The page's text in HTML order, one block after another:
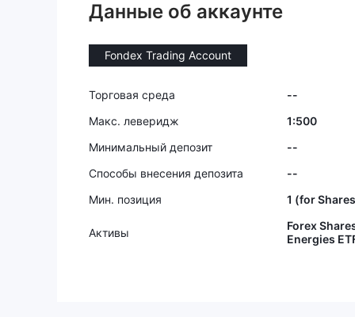
щает о
-за
моей
Данные об аккаунте
Fondex Trading Account
Торговая среда --
Макс. леверидж
1:500
Минимальный депозит
--
Способы внесения депозита
--
Мин. позиция
1 (for
Активы
Forex
Energies